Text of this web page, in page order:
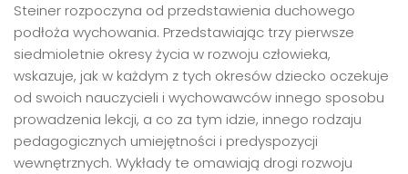
Steiner rozpoczyna od przedstawienia duchowego
podłoża wychowania. Przedstawiając trzy pierwsze
siedmioletnie okresy życia w rozwoju człowieka,
wskazuje, jak w każdym z tych okresów dziecko oczekuje
od swoich nauczycieli i wychowawców innego sposobu
prowadzenia lekcji, a co za tym idzie, innego rodzaju
pedagogicznych umiejętności i predyspozycji
wewnętrznych. Wykłady te omawiają drogi rozwoju